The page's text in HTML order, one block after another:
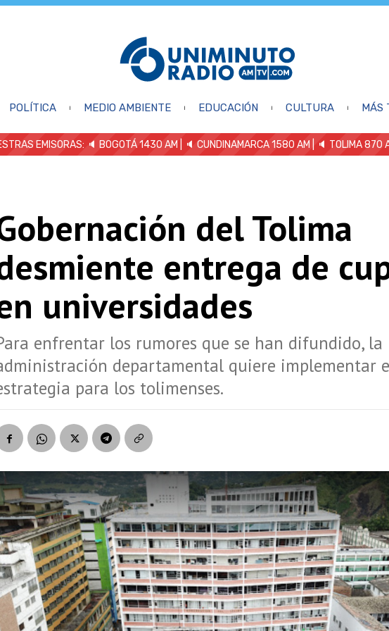
POLÍTICA MEDIO AMBIENTE EDUCACIÓN CULTURA MÁS
EMISORAS: 🔈 BOGOTÁ 1430 AM | 🔈 CUNDINAMARCA 1580 AM | 🔈 TOLIMA 870
del Tolima
entrega de
universidades
enfrentar los rumores que se han difundido, la
departamental quiere implementar
para los tolimenses.